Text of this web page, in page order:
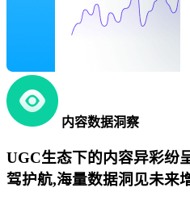
内容数据洞察
UGC生态下的内容异彩纷
驾护航,海量数据洞见未来